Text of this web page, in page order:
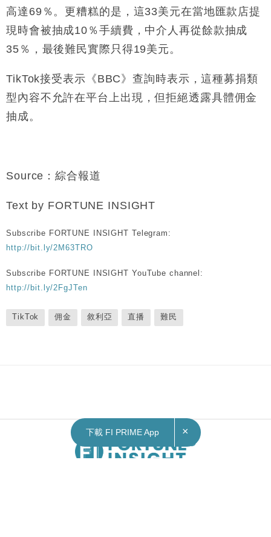
高達69％。 更糟糕的是，這33美元在當地匯款店提
現時會被抽成10％手續費， 中介人再從餘款抽成
35％，最後難民實際只得19美元。
TikTok接受表示《BBC》查詢時表示，這種募捐類
型內容不允許在平台上出現，但拒絕透露具體佣金
抽成。
Source：綜合報道
Text by FORTUNE INSIGHT
Subscribe FORTUNE INSIGHT Telegram:
http://bit.ly/2M63TRO
Subscribe FORTUNE INSIGHT YouTube channel:
http://bit.ly/2FgJTen
TikTok 佣金 敘利亞 直播 難民
下載 FI PRIME App ×